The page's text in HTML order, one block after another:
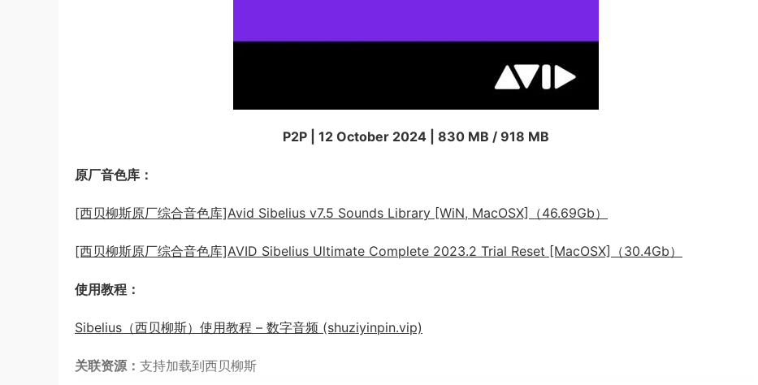
P2P | 12 October 2024 | 830 MB / 918 MB
原厂音色库：
[西贝柳斯原厂综合音色库]Avid Sibelius v7.5 Sounds Library [WiN, MacOSX]（46.69Gb）
[西贝柳斯原厂综合音色库]AVID Sibelius Ultimate Complete 2023.2 Trial Reset [MacOSX]（30.4Gb）
使用教程：
Sibelius（西贝柳斯）使用教程 – 数字音频 (shuziyinpin.vip)
关联资源： 支持加载到西贝柳斯